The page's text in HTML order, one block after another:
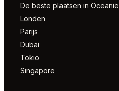
De beste plaatsen in Oceanië
Londen
Parijs
Dubai
Tokio
Singapore